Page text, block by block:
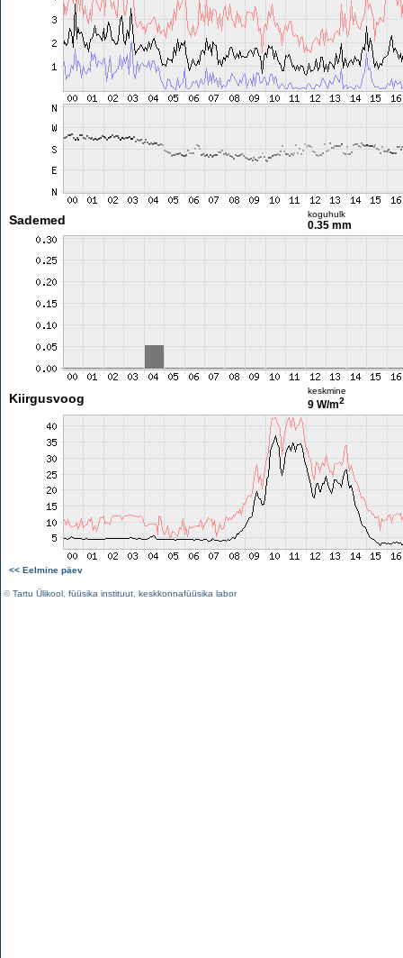
Sademed koguhulk
0.35 mm
Kiirgusvoog
keskmine
9 W/m2
<< Eelmine päev
©Tartu Ülikool füüsika instituut keskkonnafüüsika labor